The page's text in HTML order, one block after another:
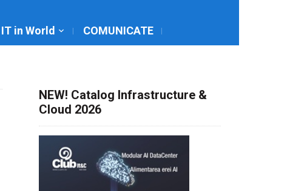
IT in World COMUNICATE
NEW! Catalog Infrastructure &
Cloud 2026